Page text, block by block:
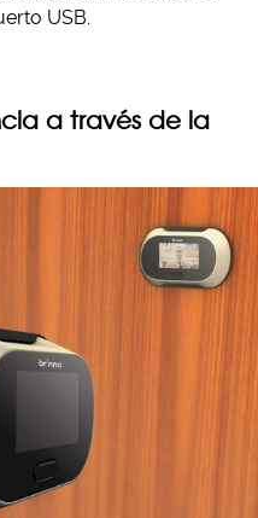
USB.
a través de la